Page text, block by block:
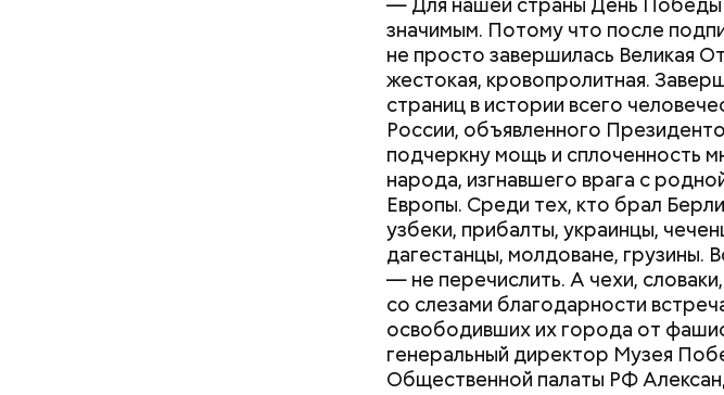
значимым. Потому что после
не просто завершилась Великая
жестокая, кровопролитная.
страниц в истории всего
России, объявленного
подчеркну мощь и сплоченность
народа, изгнавшего врага с
Европы. Среди тех, кто брал
узбеки, прибалты, украинцы,
дагестанцы, молдоване, грузины.
— не перечислить. А чехи,
со слезами благодарности
освободивших их города от
генеральный директор Музея
Общественной палаты РФ
В Московском государственном
информационных технологий
вертикального транспорта».
электромехаников по лифтам.
композитных материалов в
Годовикова. Там студенты
углеволокна, проверяют их
работают на лазерном и
учебный комплекс с технологией
помогает студентам изучать
— Очень красивые локации и
ученица 10 «В» класса Елена